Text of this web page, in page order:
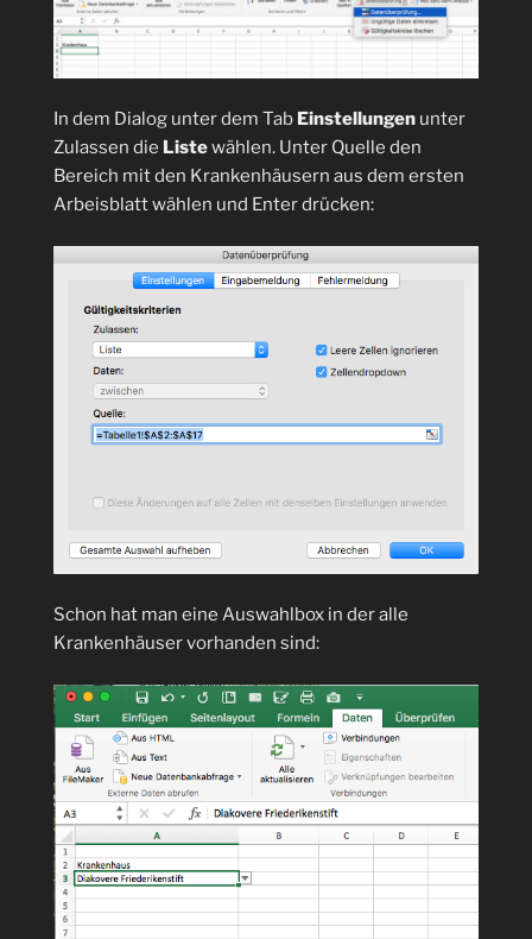
In dem Dialog unter dem Tab Einstellungen unter
Zulassen die Listewählen. Unter Quelle den
Bereich mit den Krankenhäusern aus dem ersten
Arbeisblatt wählen und Enter drücken:
Schon hat man eine Auswahlbox in der alle
Krankenhäuser vorhanden sind: